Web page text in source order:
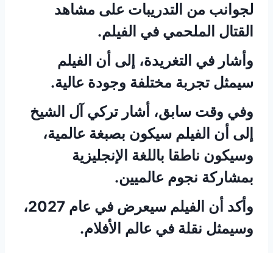
لجوانب من التدريبات على مشاهد
القتال الملحمي في الفيلم.
وأشار في التغريدة، إلى أن الفيلم
سيمثل تجربة مختلفة وجودة عالية.
وفي وقت سابق، أشار تركي آل الشيخ
إلى أن الفيلم سيكون بصبغة عالمية،
وسيكون ناطقا باللغة الإنجليزية
بمشاركة نجوم عالميين.
وأكد أن الفيلم سيعرض في عام 2027،
وسيمثل نقلة في عالم الأفلام.